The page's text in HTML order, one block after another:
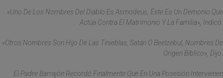
«Uno De Los Nombres Del Diablo Es Asmodeus, Éste Es Un Demonio Que
Actúa Contra El Matrimonio Y La Familia», Indicó.
«Otros Nombres Son Hijo De Las Tinieblas, Satán O Beelzebul, Nombres De
Origen Bíblico», Dijo.
El Padre Barrajón Recordó Finalmente Que En Una Posesión Intervienen